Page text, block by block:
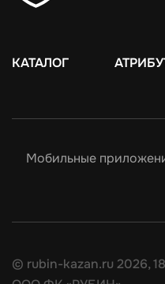
КАТАЛОГ
Мобильные
© rubin-kazan.ru 2026,